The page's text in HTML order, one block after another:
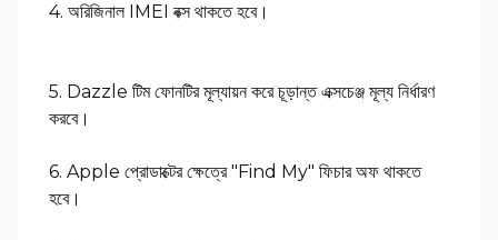
4. অরিজিনাল IMEI বক্স থাকতে হবে।
5. Dazzle টিম ফোনটির মূল্যায়ন করে চূড়ান্ত এক্সচেঞ্জ মূল্য নির্ধারণ
করবে।
6. Apple প্রোডাক্টের ক্ষেত্রে "Find My" ফিচার অফ থাকতে
হবে।